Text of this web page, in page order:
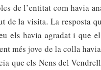
de l’entitat com havia
de la visita. La resposta
els havia agradat i que
més jove de la colla
que els Nens del